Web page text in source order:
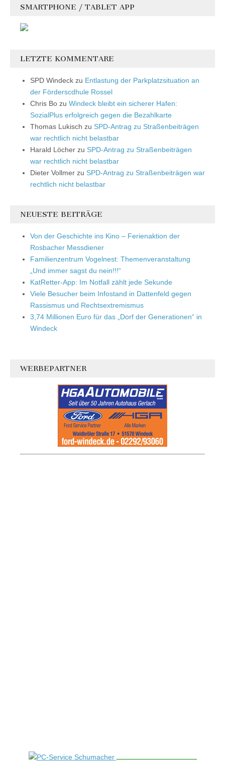
SMARTPHONE / TABLET APP
LETZTE KOMMENTARE
SPD Windeck zu Entlastung der Parkplatzsituation an
der Förderscdhule Rossel
Chris Bo zu Windeck bleibt ein sicherer Hafen:
SozialPlus erfolgreich gegen die Bezahlkarte
Thomas Lukisch zu SPD-Antrag zu Straßenbeiträgen
war rechtlich nicht belastbar
Harald Löcher zu SPD-Antrag zu Straßenbeiträgen
war rechtlich nicht belastbar
Dieter Vollmer zu SPD-Antrag zu Straßenbeiträgen war
rechtlich nicht belastbar
NEUESTE BEITRÄGE
Von der Geschichte ins Kino – Ferienaktion der
Rosbacher Messdiener
Familienzentrum Vogelnest: Themenveranstaltung
„Und immer sagst du nein!!!“
KatRetter-App: Im Notfall zählt jede Sekunde
Viele Besucher beim Infostand in Dattenfeld gegen
Rassismus und Rechtsextremismus
3,74 Millionen Euro für das „Dorf der Generationen“ in
Windeck
WERBEPARTNER